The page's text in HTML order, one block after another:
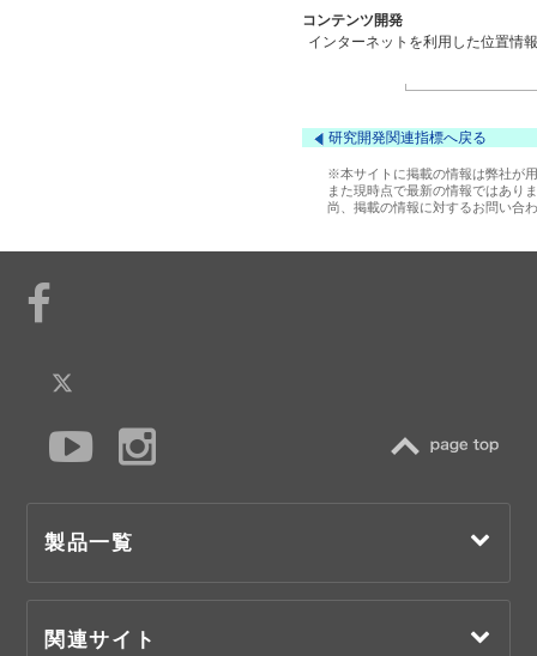
コンテンツ開発
インターネットを利用した位置情
研究開発関連指標へ戻る
※本サイトに掲載の情報は弊社が用
また現時点で最新の情報ではあり
尚、掲載の情報に対するお問い合わ
製品一覧
関連サイト